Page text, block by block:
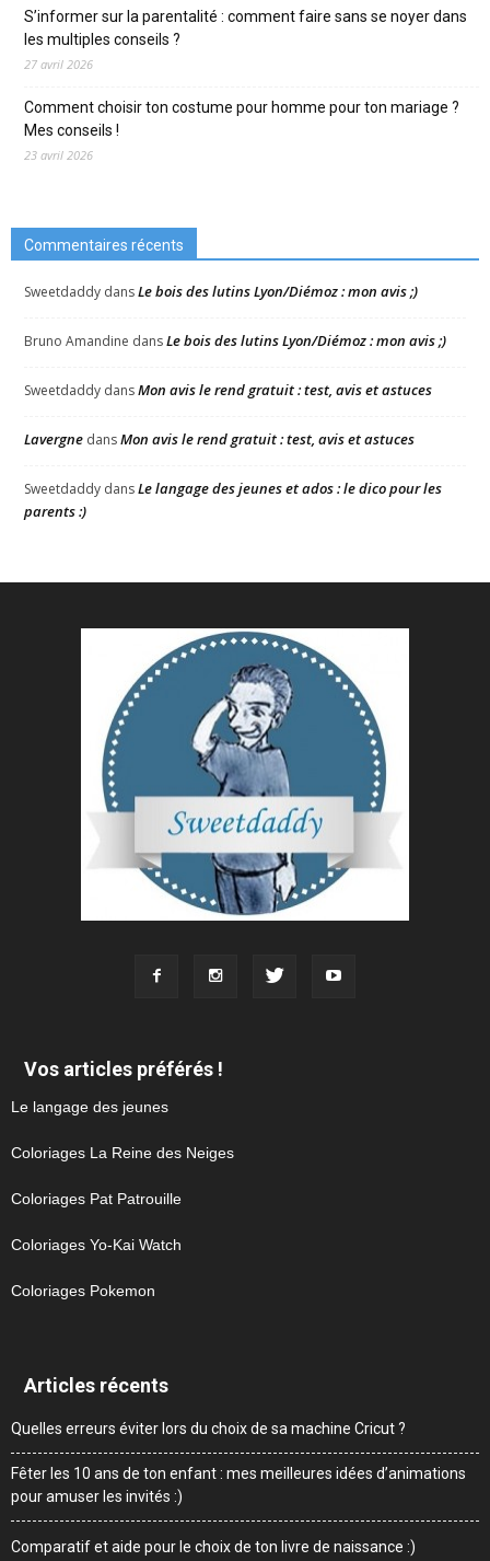
S’informer sur la parentalité : comment faire sans se noyer dans
les multiples conseils ?
27 avril 2026
Comment choisir ton costume pour homme pour ton mariage ?
Mes conseils !
23 avril 2026
Commentaires récents
Sweetdaddy dansLe bois des lutins Lyon/Diémoz : mon avis ;)
Bruno Amandine dansLe bois des lutins Lyon/Diémoz : mon avis ;)
Sweetdaddy dansMon avis le rend gratuit : test, avis et astuces
Lavergne dansMon avis le rend gratuit : test, avis et astuces
Sweetdaddy dansLe langage des jeunes et ados : le dico pour les
parents :)
Vos articles préférés !
Le langage des jeunes
Coloriages La Reine des Neiges
Coloriages Pat Patrouille
Coloriages Yo-Kai Watch
Coloriages Pokemon
Articles récents
Quelles erreurs éviter lors du choix de sa machine Cricut ?
Fêter les 10 ans de ton enfant : mes meilleures idées d’animations
pour amuser les invités :)
Comparatif et aide pour le choix de ton livre de naissance :)